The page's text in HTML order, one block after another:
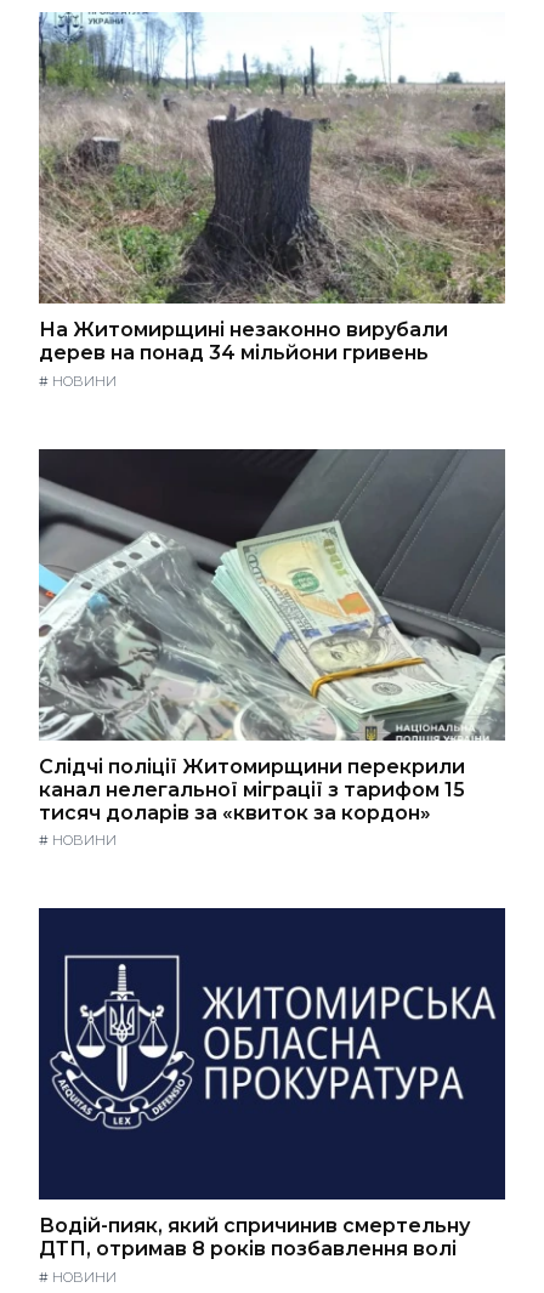
На Житомирщині незаконно вирубали
дерев на понад 34 мільйони гривень
# НОВИНИ
Слідчі поліції Житомирщини перекрили
канал нелегальної міграції з тарифом 15
тисяч доларів за «квиток за кордон»
# НОВИНИ
Водій-пияк, який спричинив смертельну
ДТП, отримав 8 років позбавлення волі
# НОВИНИ